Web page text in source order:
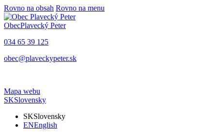
Rovno na obsah Rovno na menu
ObecPlavecký Peter
034 65 39 125
obec@plaveckypeter.sk
Mapa webu
SKSlovensky
SKSlovensky
ENEnglish